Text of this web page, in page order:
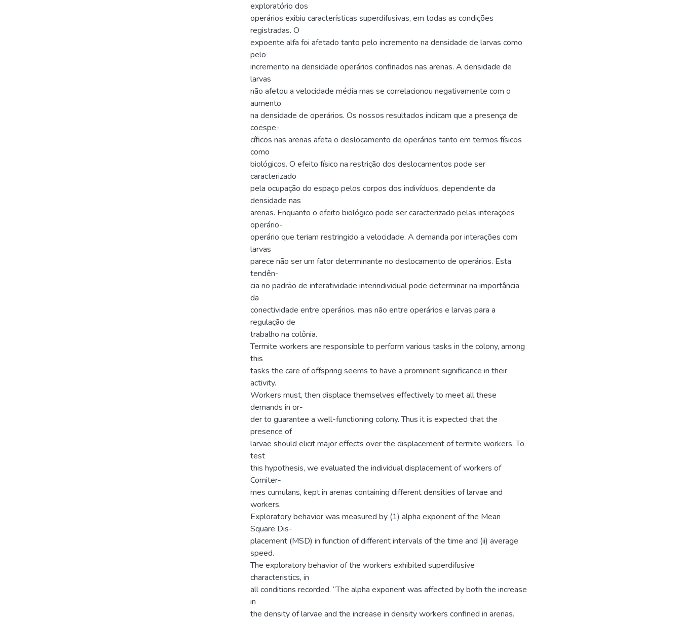
exploratório dos
operários exibiu características superdifusivas, em todas as condições
registradas. O
expoente alfa foi afetado tanto pelo incremento na densidade de larvas como
pelo
incremento na densidade operários confinados nas arenas. A densidade de
larvas
não afetou a velocidade média mas se correlacionou negativamente com o
aumento
na densidade de operários. Os nossos resultados indicam que a presença de
coespe-
cíficos nas arenas afeta o deslocamento de operários tanto em termos físicos
como
biológicos. O efeito físico na restrição dos deslocamentos pode ser
caracterizado
pela ocupação do espaço pelos corpos dos indivíduos, dependente da
densidade nas
arenas. Enquanto o efeito biológico pode ser caracterizado pelas interações
operário-
operário que teriam restringido a velocidade. A demanda por interações com
larvas
parece não ser um fator determinante no deslocamento de operários. Esta
tendên-
cia no padrão de interatividade interindividual pode determinar na importância
da
conectividade entre operários, mas não entre operários e larvas para a
regulação de
trabalho na colônia.
Termite workers are responsible to perform various tasks in the colony, among
this
tasks the care of offspring seems to have a prominent significance in their
activity.
Workers must, then displace themselves effectively to meet all these
demands in or-
der to guarantee a well-functioning colony. Thus it is expected that the
presence of
larvae should elicit major effects over the displacement of termite workers. To
test
this hypothesis, we evaluated the individual displacement of workers of
Corniter-
mes cumulans, kept in arenas containing different densities of larvae and
workers.
Exploratory behavior was measured by (1) alpha exponent of the Mean
Square Dis-
placement (MSD) in function of different intervals of the time and (ii) average
speed.
The exploratory behavior of the workers exhibited superdifusive
characteristics, in
all conditions recorded. “The alpha exponent was affected by both the increase
in
the density of larvae and the increase in density workers confined in arenas.